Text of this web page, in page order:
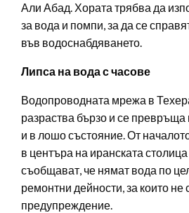
Али Абад. Хората трябва да
за вода и помпи, за да се
във водоснабдяването.
Липса на вода с часове
Водопроводната мрежа в
разраства бързо и се превръща
и в лошо състояние. От
в центъра на иранската
съобщават, че нямат вода по
ремонтни дейности, за които не
предупреждение.